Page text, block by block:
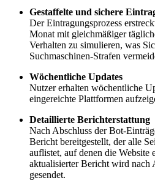
Gestaffelte und sichere
Der Eintragungsprozess
Monat mit gleichmäßiger
Verhalten zu simulieren, was
Suchmaschinen-Strafen
Wöchentliche Updates
Nutzer erhalten wöchentliche
eingereichte Plattformen
Detaillierte Berichterstattung
Nach Abschluss der Bot-
Bericht bereitgestellt, der alle
auflistet, auf denen die Website
aktualisierter Bericht wird nach
gesendet.